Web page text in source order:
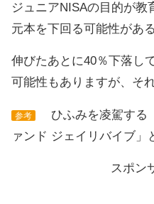
ジュニアNISAの目的が教
元本を下回る可能性があ
伸びたあとに40％下落し
可能性もありますが、そ
参考
ひふみを凌駕する
ァンド ジェイリバイブ」
スポン